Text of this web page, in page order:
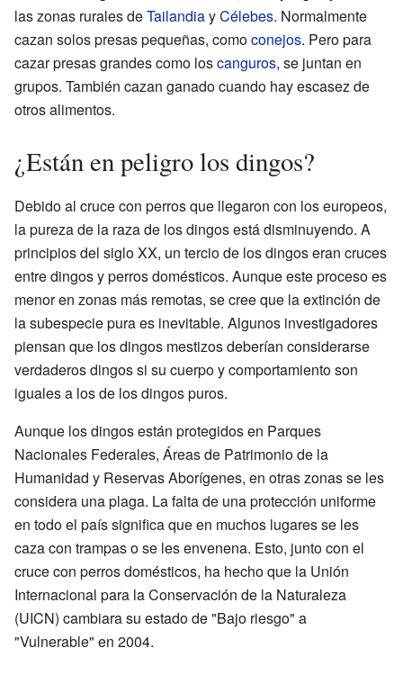
las zonas rurales deTailandiayCélebes. Normalmente
cazan solos presas pequeñas, comoconejos. Pero para
cazar presas grandes como loscanguros, se juntan en
grupos. También cazan ganado cuando hay escasez de
otros alimentos.
¿Están en peligro los dingos?
Debido al cruce con perros que llegaron con los europeos,
la pureza de la raza de los dingos está disminuyendo. A
principios del siglo XX, un tercio de los dingos eran cruces
entre dingos y perros domésticos. Aunque este proceso es
menor en zonas más remotas, se cree que la extinción de
la subespecie pura es inevitable. Algunos investigadores
piensan que los dingos mestizos deberían considerarse
verdaderos dingos si su cuerpo y comportamiento son
iguales a los de los dingos puros.
Aunque los dingos están protegidos en Parques
Nacionales Federales, Áreas de Patrimonio de la
Humanidad y Reservas Aborígenes, en otras zonas se les
considera una plaga. La falta de una protección uniforme
en todo el país significa que en muchos lugares se les
caza con trampas o se les envenena. Esto, junto con el
cruce con perros domésticos, ha hecho que la Unión
Internacional para la Conservación de la Naturaleza
(UICN) cambiara su estado de "Bajo riesgo" a
"Vulnerable" en 2004.